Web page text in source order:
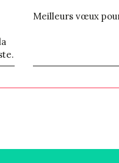
Meilleurs vœux